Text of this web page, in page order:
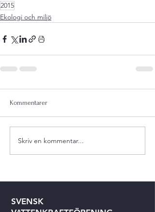
2015
Ekologi och miljö
Kommentarer
Skriv en kommentar...
SVENSK